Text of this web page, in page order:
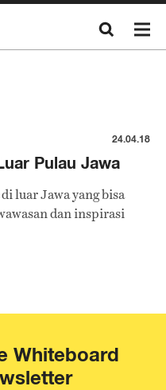
24.04.18
Pulau Jawa
luar Jawa yang bisa
dan inspirasi
Whiteboard